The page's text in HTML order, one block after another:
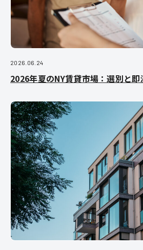
2026.06.24
2026年夏のNY賃貸市場：選別と